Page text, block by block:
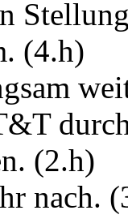
(4.h)
(2.h)
nach.